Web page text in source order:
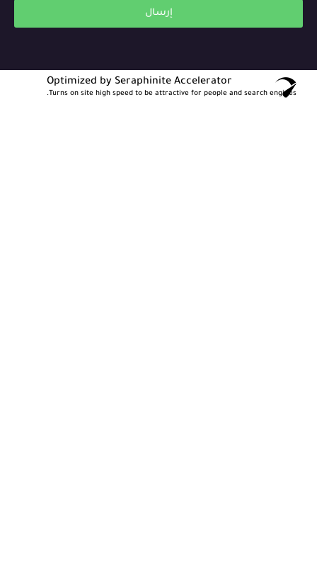
إرسال
Optimized by Seraphinite Accelerator
Turns on site high speed to be attractive for people and search engines.